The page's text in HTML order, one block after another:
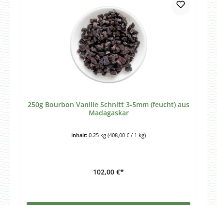
250g Bourbon Vanille Schnitt 3-5mm (feucht) aus
Madagaskar
Inhalt: 0.25 kg (408,00 € / 1 kg)
102,00 €*